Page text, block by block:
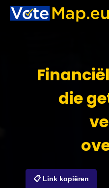
die
📋 Link kopiëren